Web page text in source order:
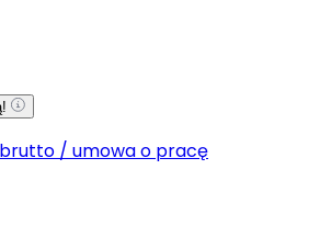
brutto / umowa o pracę